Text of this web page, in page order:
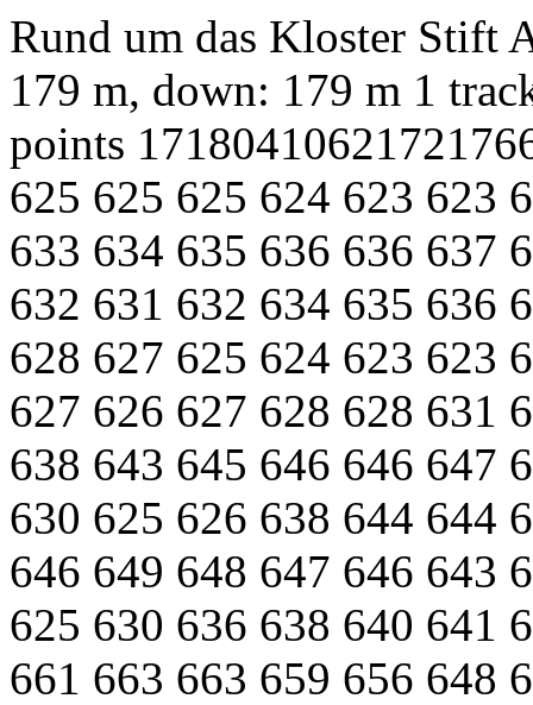
Rund um das Kloster Stift
179 m, down: 179 m 1
points 171804106217217
625 625 625 624 623 623
633 634 635 636 636 637
632 631 632 634 635 636
628 627 625 624 623 623
627 626 627 628 628 631
638 643 645 646 646 647
630 625 626 638 644 644
646 649 648 647 646 643
625 630 636 638 640 641
661 663 663 659 656 648